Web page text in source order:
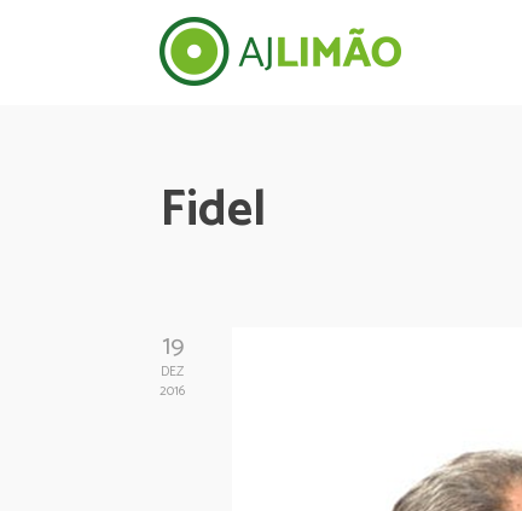
Fidel
19
DEZ
2016